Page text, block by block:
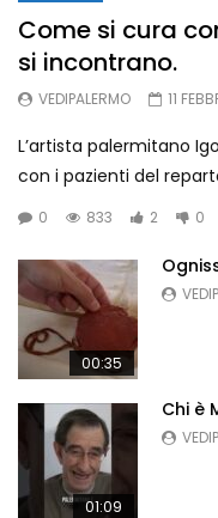
Chi è
Come si cura
si incontrano.
VEDIPALERMO 11
L’artista palermitano
con i pazienti del
0 833 2 0
00:35
01:09
Chi è